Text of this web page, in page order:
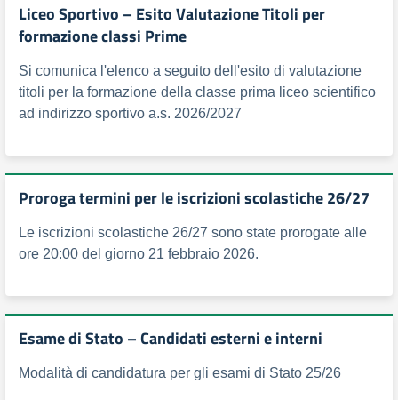
Liceo Sportivo – Esito Valutazione Titoli per
formazione classi Prime
Si comunica l'elenco a seguito dell'esito di valutazione
titoli per la formazione della classe prima liceo scientifico
ad indirizzo sportivo a.s. 2026/2027
Proroga termini per le iscrizioni scolastiche 26/27
Le iscrizioni scolastiche 26/27 sono state prorogate alle
ore 20:00 del giorno 21 febbraio 2026.
Esame di Stato – Candidati esterni e interni
Modalità di candidatura per gli esami di Stato 25/26